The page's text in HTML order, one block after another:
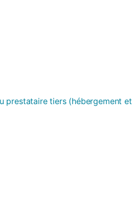
prestataire tiers (hébergement et